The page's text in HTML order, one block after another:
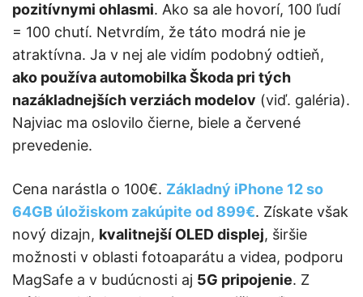
pozitívnymi ohlasmi. Ako sa ale hovorí, 100 ľudí
= 100 chutí. Netvrdím, že táto modrá nie je
atraktívna. Ja v nej ale vidím podobný odtieň,
ako používa automobilka Škoda pri tých
nazákladnejších verziách modelov (viď. galéria).
Najviac ma oslovilo čierne, biele a červené
prevedenie.
Cena narástla o 100€. Základný iPhone 12 so
64GB úložiskom zakúpite od 899€. Získate však
nový dizajn, kvalitnejší OLED displej, širšie
možnosti v oblasti fotoaparátu a videa, podporu
MagSafe a v budúcnosti aj 5G pripojenie. Z